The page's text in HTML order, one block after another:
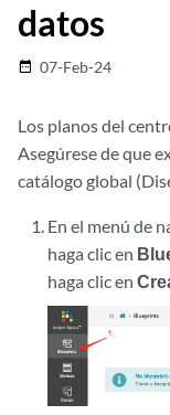
datos
date_range 07-Feb-24
Los planos del
Asegúrese de que
catálogo global
En el menú de
haga clic en
haga clic en